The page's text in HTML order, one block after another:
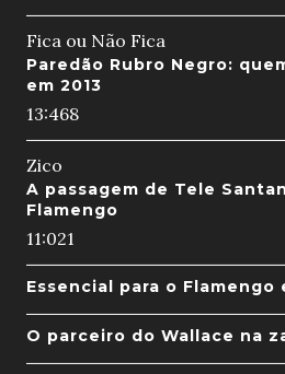
Fica ou Não Fica
Paredão Rubro Negro:
em 2013
13:468
Zico
A passagem de Tele
Flamengo
11:021
Essencial para o Flamengo
O parceiro do Wallace na